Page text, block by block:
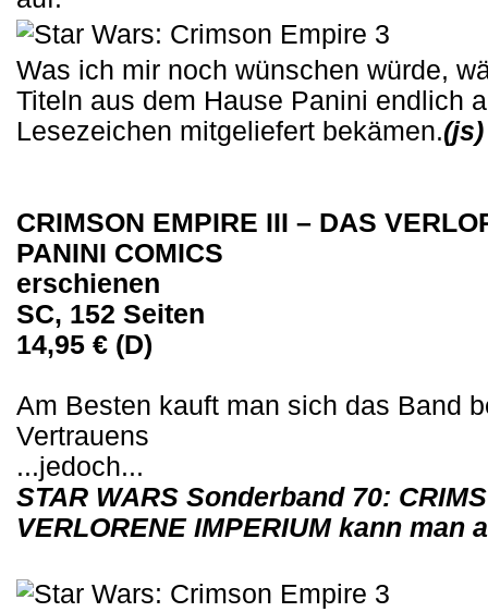
Was ich mir noch wünschen würde,
Titeln aus dem Hause Panini endlich
Lesezeichen mitgeliefert bekämen.(js)
CRIMSON EMPIRE III – DAS
PANINI COMICS
erschienen
SC, 152 Seiten
14,95 € (D)
Am Besten kauft man sich das Band
Vertrauens
...jedoch...
STAR WARS Sonderband 70:
VERLORENE IMPERIUM kann man